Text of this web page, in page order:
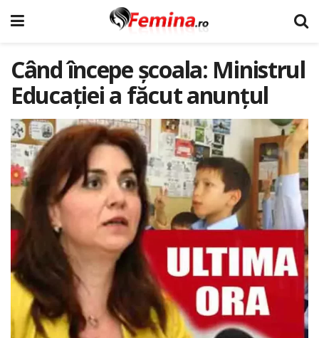
Când începe școala: Ministrul
Educației a făcut anunțul